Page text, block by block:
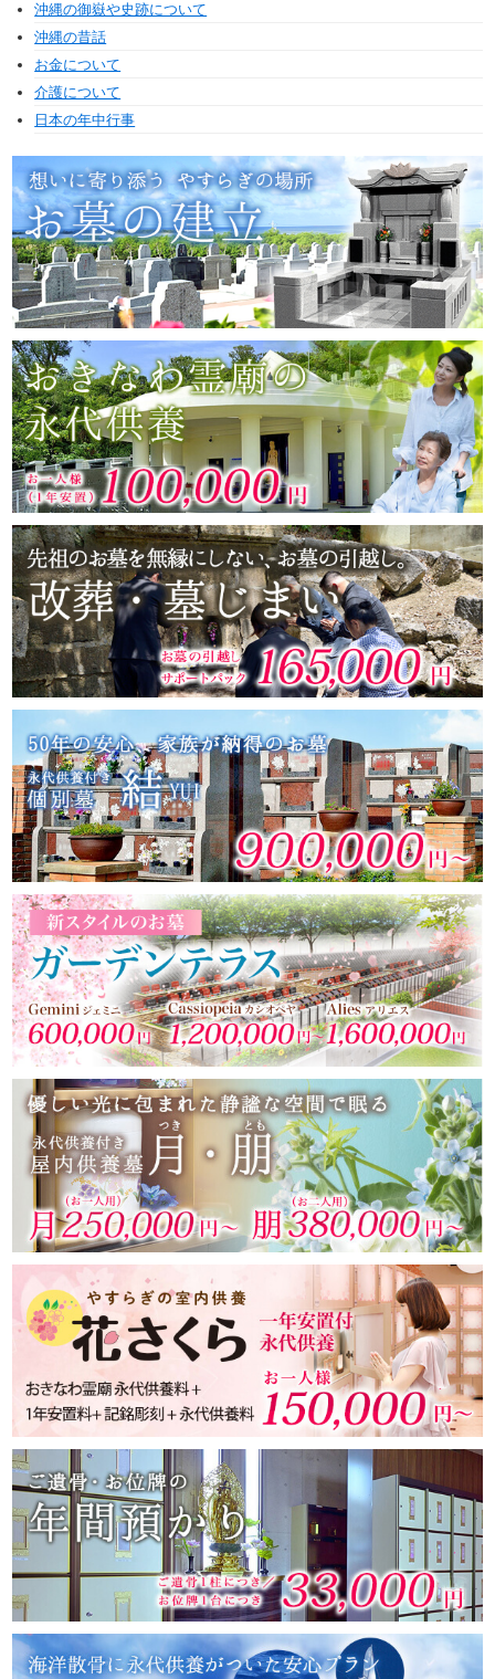
沖縄の御嶽や史跡について
沖縄の昔話
お金について
介護について
日本の年中行事